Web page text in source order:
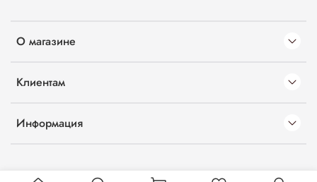
О магазине
Клиентам
Информация